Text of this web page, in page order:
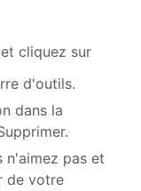
cliquez sur
d'outils.
dans la
n'aimez pas et
de votre